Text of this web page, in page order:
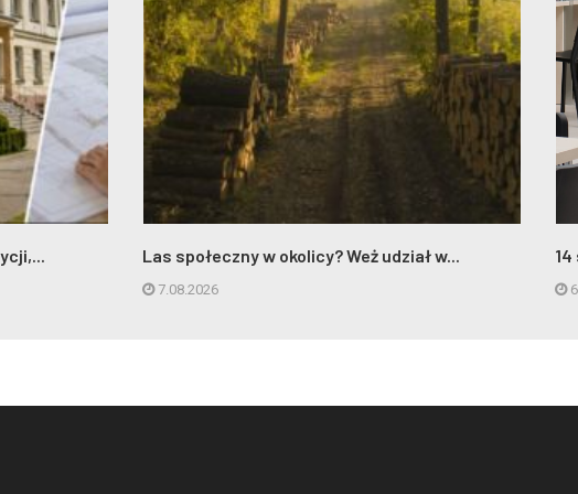
Las społeczny w okolicy? Weż udział w...
7.08.2026